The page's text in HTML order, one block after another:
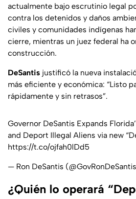
actualmente bajo escrutinio legal
contra los detenidos y daños
civiles y comunidades indígenas
cierre, mientras un juez federal ha
construcción.
DeSantis justificó la nueva
más eficiente y económica: “Listo
rápidamente y sin retrasos”.
Governor DeSantis Expands
and Deport Illegal Aliens via new
https://t.co/ojfah0lDd5
— Ron DeSantis
¿Quién lo operará